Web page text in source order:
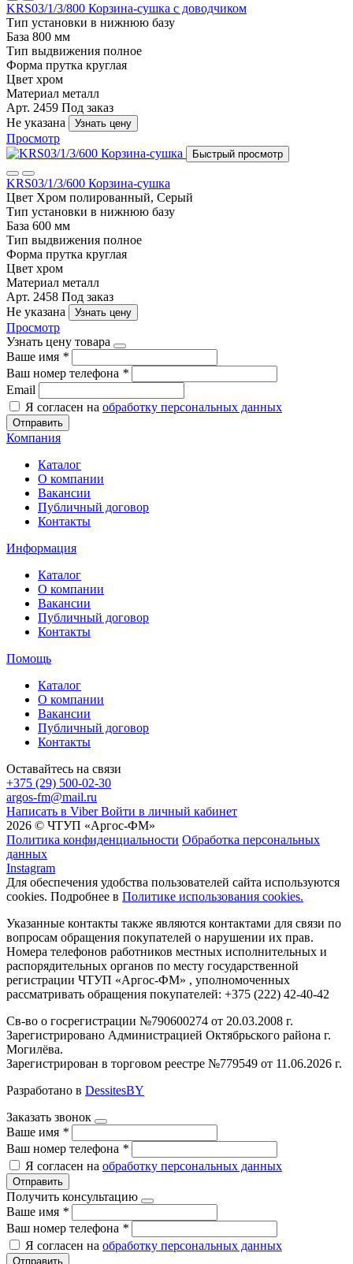
KRS03/1/3/800 Корзина-сушка с доводчиком
Тип установки в нижнюю базу
База 800 мм
Тип выдвижения полное
Форма прутка круглая
Цвет хром
Материал металл
Арт. 2459 Под заказ
Не указана
Узнать цену
Просмотр
Быстрый просмотр
KRS03/1/3/600 Корзина-сушка
Цвет Хром полированный, Серый
Тип установки в нижнюю базу
База 600 мм
Тип выдвижения полное
Форма прутка круглая
Цвет хром
Материал металл
Арт. 2458 Под заказ
Не указана
Узнать цену
Просмотр
Узнать цену товара
Ваше имя *
Ваш номер телефона *
Email
Я согласен на обработку персональных данных
Отправить
Компания
Каталог
О компании
Вакансии
Публичный договор
Контакты
Информация
Каталог
О компании
Вакансии
Публичный договор
Контакты
Помощь
Каталог
О компании
Вакансии
Публичный договор
Контакты
Оставайтесь на связи
+375 (29) 500-02-30
argos-fm@mail.ru
Написать в Viber Войти в личный кабинет
2026 © ЧТУП «Аргос-ФМ»
Политика конфиденциальности Обработка персональных
данных
Instagram
Для обеспечения удобства пользователей сайта используются
cookies. Подробнее в Политике использования cookies.
Указанные контакты также являются контактами для связи по
вопросам обращения покупателей о нарушении их прав.
Номера телефонов работников местных исполнительных и
распорядительных органов по месту государственной
регистрации ЧТУП «Аргос-ФМ» , уполномоченных
рассматривать обращения покупателей: +375 (222) 42-40-42
Св-во о госрегистрации №790600274 от 20.03.2008 г.
Зарегистрировано Администрацией Октябрьского района г.
Могилёва.
Зарегистрирован в торговом реестре №779549 от 11.06.2026 г.
Разработано в DessitesBY
Заказать звонок
Ваше имя *
Ваш номер телефона *
Я согласен на обработку персональных данных
Отправить
Получить консультацию
Ваше имя *
Ваш номер телефона *
Я согласен на обработку персональных данных
Отправить